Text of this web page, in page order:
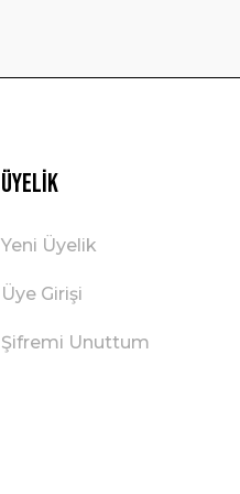
Üyelik
Yeni Üyelik
Üye Girişi
Şifremi Unuttum